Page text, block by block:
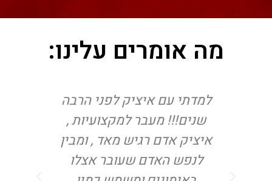
מה אומרים עלינו:
למדתי עם איציק לפני הרבה
שנים!!! מעבר למקצועיות ,
איציק אדם רגיש מאד , ומבין
לנפש האדם שעובר אצלו